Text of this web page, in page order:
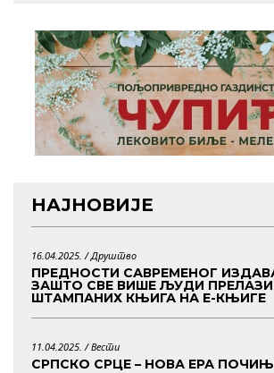
НАЈНОВИЈЕ
16.04.2025. /Друштво
ПРЕДНОСТИ САВРЕМЕНОГ
ЗАШТО СВЕ ВИШЕ ЉУДИ
ШТАМПАНИХ КЊИГА НА Е-КЊИГЕ
11.04.2025. /Вести
СРПСКО СРЦЕ – НОВА ЕРА